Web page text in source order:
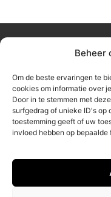
Beheer
Om de beste ervaringen te
cookies om informatie over
Door in te stemmen met
surfgedrag of unieke ID's op
toestemming geeft of uw
invloed hebben op
Jouw gids voor
Ontdek een brede
om het meeste uit elke
en verrassende
Bericht categorie
Main Links